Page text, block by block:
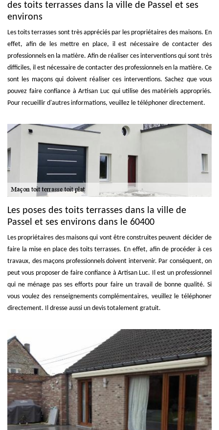
des toits terrasses dans la ville de Passel et ses
environs
Les toits terrasses sont très appréciés par les propriétaires des maisons. En
effet, afin de les mettre en place, il est nécessaire de contacter des
professionnels en la matière. Afin de réaliser ces interventions qui sont très
difficiles, il est nécessaire de contacter des professionnels en la matière. Ce
sont les maçons qui doivent réaliser ces interventions. Sachez que vous
pouvez faire confiance à Artisan Luc qui utilise des matériels appropriés.
Pour recueillir d'autres informations, veuillez le téléphoner directement.
Les poses des toits terrasses dans la ville de
Passel et ses environs dans le 60400
Les propriétaires des maisons qui vont être construites peuvent décider de
faire la mise en place des toits terrasses. En effet, afin de procéder à ces
travaux, des maçons professionnels doivent intervenir. Par conséquent, on
peut vous proposer de faire confiance à Artisan Luc. Il est un professionnel
qui ne ménage pas ses efforts pour faire un travail de bonne qualité. Si
vous voulez des renseignements complémentaires, veuillez le téléphoner
directement. Il dresse aussi un devis totalement gratuit.